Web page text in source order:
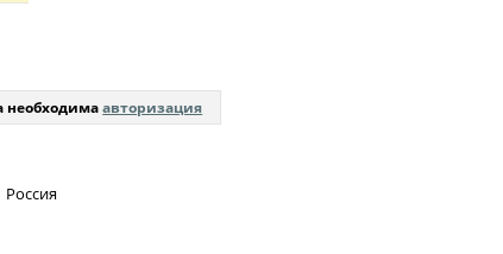
необходимаавторизация
Россия